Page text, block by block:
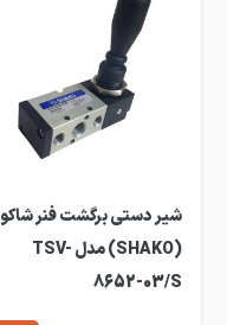
شیر دستی برگشت فنر شاکو
(SHAKO) مدل TSV-
8652-03/S